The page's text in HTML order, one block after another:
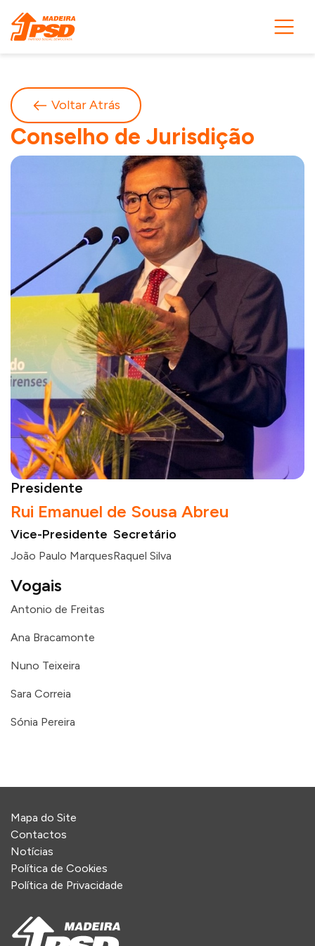
Voltar Atrás
Conselho de Jurisdição
Presidente
Rui Emanuel de Sousa Abreu
Vice-Presidente
João Paulo Marques
Secretário
Raquel Silva
Vogais
Antonio de Freitas
Ana Bracamonte
Nuno Teixeira
Sara Correia
Sónia Pereira
Mapa do Site
Contactos
Notícias
Política de Cookies
Política de Privacidade